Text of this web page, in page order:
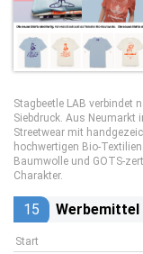
Stagbeetle LAB verbindet
Siebdruck. Aus Neumarkt
Streetwear mit
hochwertigen Bio-
Baumwolle und GOTS-
Charakter.
15 Werbemittel
Start